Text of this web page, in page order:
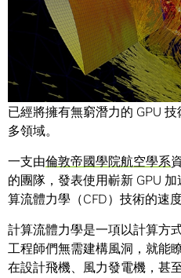
玩家們或許是最早享受到
已經將擁有無窮潛力的 GPU
多領域。
一支由倫敦帝國學院航空學系
的團隊，發表使用嶄新 GPU 加
算流體力學（CFD）技術的速
計算流體力學是一項以計算方
工程師們無需建構風洞，就能
在設計飛機、風力發電機，甚